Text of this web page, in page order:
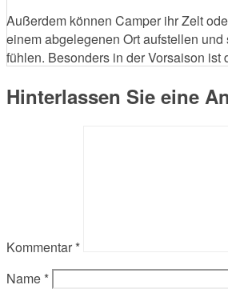
Außerdem können Camper ihr Zelt
einem abgelegenen Ort aufstellen
fühlen. Besonders in der Vorsaison ist
Hinterlassen Sie eine
Kommentar *
Name *